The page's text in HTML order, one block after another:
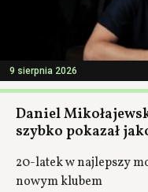
9 sierpnia 2026
Daniel
szybko pokazał
20-latek w najlepszy
nowym klubem